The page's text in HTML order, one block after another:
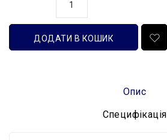
ДОДАТИ В КОШИК
Опис
Специфікація